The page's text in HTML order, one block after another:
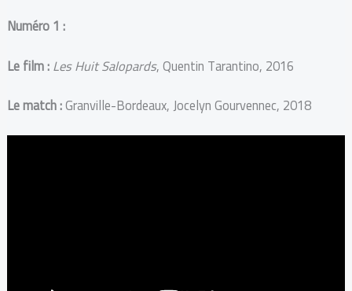
Numéro 1 :
Le film :Les Huit Salopards, Quentin Tarantino, 2016
Le match :Granville-Bordeaux, Jocelyn Gourvennec, 2018